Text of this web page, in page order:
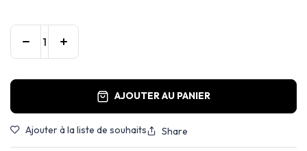
AJOUTER AU PANIER
Ajouter à la liste de souhaits Share